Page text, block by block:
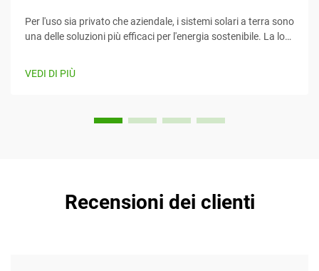
Per l'uso sia privato che aziendale, i sistemi solari a terra sono
una delle soluzioni più efficaci per l'energia sostenibile. La loro
aggiunta, la manutenzione e l'installazione sono...
VEDI DI PIÙ
Recensioni dei clienti